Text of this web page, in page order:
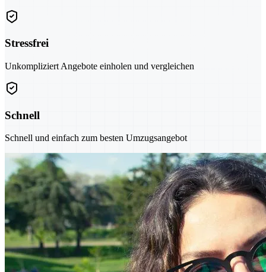
Stressfrei
Unkompliziert Angebote einholen und vergleichen
Schnell
Schnell und einfach zum besten Umzugsangebot